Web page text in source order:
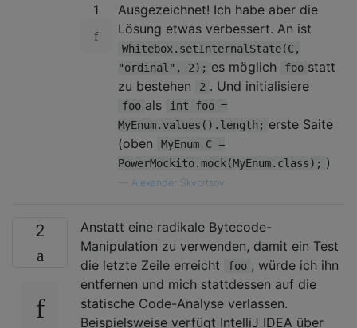
1
Ausgezeichnet! Ich habe aber die
Lösung etwas verbessert. An ist
Whitebox.setInternalState(C,
"ordinal", 2); es möglich foo statt
zu bestehen
2 . Und initialisiere
foo als
int foo =
MyEnum.values().length; erste Saite
(oben
MyEnum C =
PowerMockito.mock(MyEnum.class); )
Alexander Skvortsov
2
Anstatt eine radikale Bytecode-
Manipulation zu verwenden, damit ein Test
die letzte Zeile erreicht
foo , würde ich ihn
entfernen und mich stattdessen auf die
statische Code-Analyse verlassen.
Beispielsweise verfügt IntelliJ IDEA über